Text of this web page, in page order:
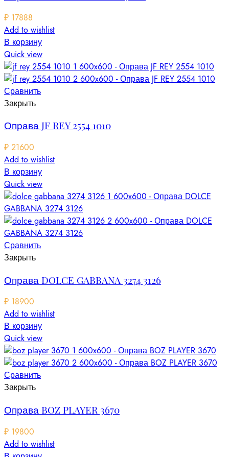
₽ 17888
Add to wishlist
В корзину
Quick view
Сравнить
Закрыть
Оправа JF REY 2554 1010
₽ 21600
Add to wishlist
В корзину
Quick view
Сравнить
Закрыть
Оправа DOLCE GABBANA 3274 3126
₽ 18900
Add to wishlist
В корзину
Quick view
Сравнить
Закрыть
Оправа BOZ PLAYER 3670
₽ 19800
Add to wishlist